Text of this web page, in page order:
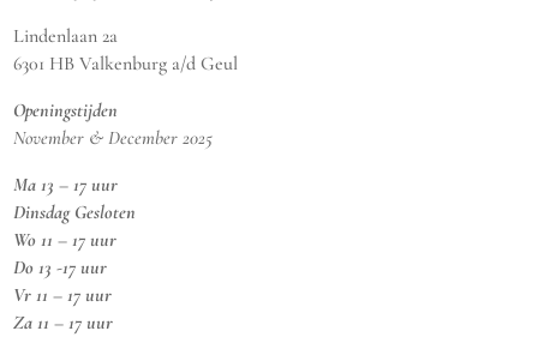
Lindenlaan 2a
6301 HB Valkenburg a/d Geul
Openingstijden
November & December 2025
Ma 13 – 17 uur
Dinsdag Gesloten
Wo 11 – 17 uur
Do 13 -17 uur
Vr 11 – 17 uur
Za 11 – 17 uur